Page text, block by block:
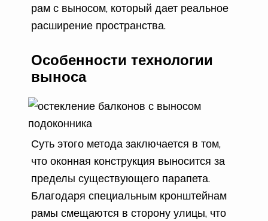
рам с выносом, который дает реальное
расширение пространства.
Особенности технологии
выноса
Суть этого метода заключается в том,
что оконная конструкция выносится за
пределы существующего парапета.
Благодаря специальным кронштейнам
рамы смещаются в сторону улицы, что